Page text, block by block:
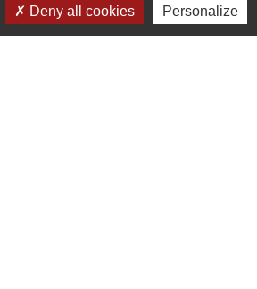
de la mairie
Deny all cookies Personalize